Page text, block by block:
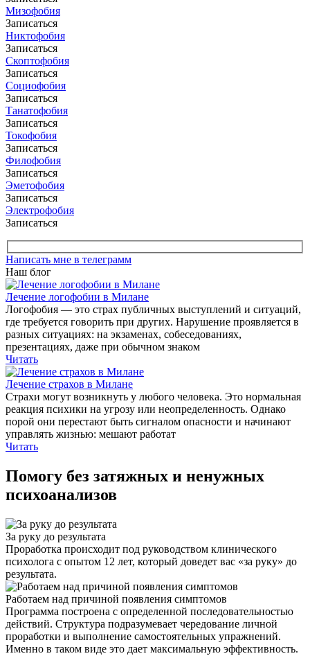
Мизофобия
Записаться
Никтофобия
Записаться
Скоптофобия
Записаться
Социофобия
Записаться
Танатофобия
Записаться
Токофобия
Записаться
Филофобия
Записаться
Эметофобия
Записаться
Электрофобия
Записаться
Написать мне в телеграмм
Наш блог
Лечение логофобии в Милане
Логофобия — это страх публичных выступлений и ситуаций,
где требуется говорить при других. Нарушение проявляется в
разных ситуациях: на экзаменах, собеседованиях,
презентациях, даже при обычном знаком
Читать
Лечение страхов в Милане
Страхи могут возникнуть у любого человека. Это нормальная
реакция психики на угрозу или неопределенность. Однако
порой они перестают быть сигналом опасности и начинают
управлять жизнью: мешают работат
Читать
Помогу без затяжных и ненужных
психоанализов
За руку до результата
Проработка происходит под руководством клинического
психолога с опытом 12 лет, который доведет вас «за руку» до
результата.
Работаем над причиной появления симптомов
Программа построена с определенной последовательностью
действий. Структура подразумевает чередование личной
проработки и выполнение самостоятельных упражнений.
Именно в таком виде это дает максимальную эффективность.